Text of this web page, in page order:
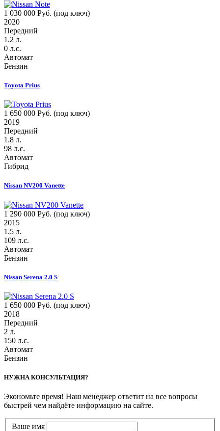
1 030 000 Руб. (под ключ)
2020
Передний
1.2 л.
0 л.с.
Автомат
Бензин
Toyota Prius
1 650 000 Руб. (под ключ)
2019
Передний
1.8 л.
98 л.с.
Автомат
Гибрид
Nissan NV200 Vanette
1 290 000 Руб. (под ключ)
2015
1.5 л.
109 л.с.
Автомат
Бензин
Nissan Serena 2.0 S
1 650 000 Руб. (под ключ)
2018
Передний
2 л.
150 л.с.
Автомат
Бензин
НУЖНА КОНСУЛЬТАЦИЯ?
Экономьте время! Наш менеджер ответит на все вопросы
быстрей чем найдёте информацию на сайте.
Ваше имя